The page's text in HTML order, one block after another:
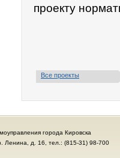
проекту
Все проекты
города Кировска
Ленина, д. 16, тел.: (815-31) 98-700